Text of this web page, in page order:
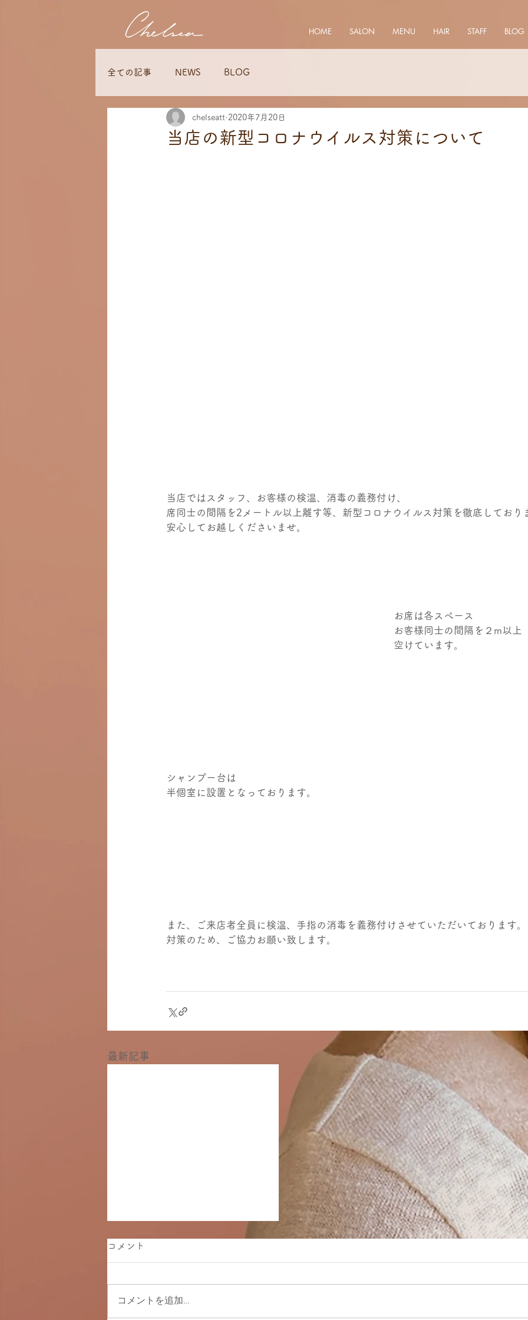
HOME SALON MENU HAIR STAFF BLOG
全ての記事 NEWS BLOG
当店の新型コロナウイルス対策について
chelseatt 2020年7月20日
当店ではスタッフ、お客様の検温、消毒の義務付け、
席同士の間隔を2メートル以上離す等、新型コロナウイルス対策を徹底しており
安心してお越しくださいませ。
お席は各スペース
お客様同士の間隔を２m以上
空けています。
シャンプー台は
半個室に設置となっております。
また、ご来店者全員に検温、手指の消毒を義務付けさせていただいております。
対策のため、ご協力お願い致します。
最新記事
コメント
コメントを追加…